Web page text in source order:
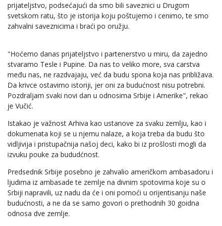
prijateljstvo, podsećajući da smo bili saveznici u Drugom
svetskom ratu, što je istorija koju poštujemo i cenimo, te smo
zahvalni saveznicima i braći po oružju.
"Hoćemo danas prijateljstvo i partenerstvo u miru, da zajedno
stvaramo Tesle i Pupine. Da nas to veliko more, sva carstva
među nas, ne razdvajaju, već da budu spona koja nas približava.
Da krivce ostavimo istoriji, jer oni za budućnost nisu potrebni.
Pozdraljam svaki novi dan u odnosima Srbije i Amerike", rekao
je Vučić.
Istakao je važnost Arhiva kao ustanove za svaku zemlju, kao i
dokumenata koji se u njemu nalaze, a koja treba da budu što
vidljivija i pristupačnija našoj deci, kako bi iz prošlosti mogli da
izvuku pouke za bududćnost.
Predsednik Srbije posebno je zahvalio američkom ambasadoru i
ljudima iz ambasade te zemlje na divnim spotovima koje su o
Srbiji napravili, uz nadu da će i oni pomoći u orijentisanju naše
budućnosti, a ne da se samo govori o prethodnih 30 goidna
odnosa dve zemlje.